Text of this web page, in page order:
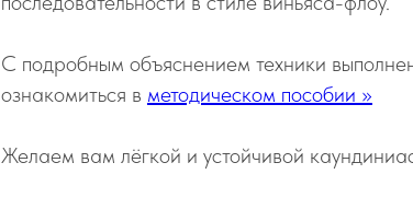
C подробным объяснением техники
ознакомиться в методическом пособии >>
Желаем вам лёгкой и устойчивой